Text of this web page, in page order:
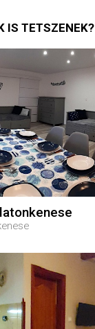
IS TETSZENEK?